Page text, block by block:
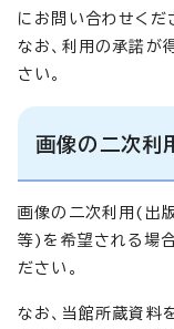
にお問い合わせくだ
なお、利用の承諾が
さい。
画像の二次利
画像の二次利用(出
等)を希望される場
ださい。
なお、当館所蔵資料